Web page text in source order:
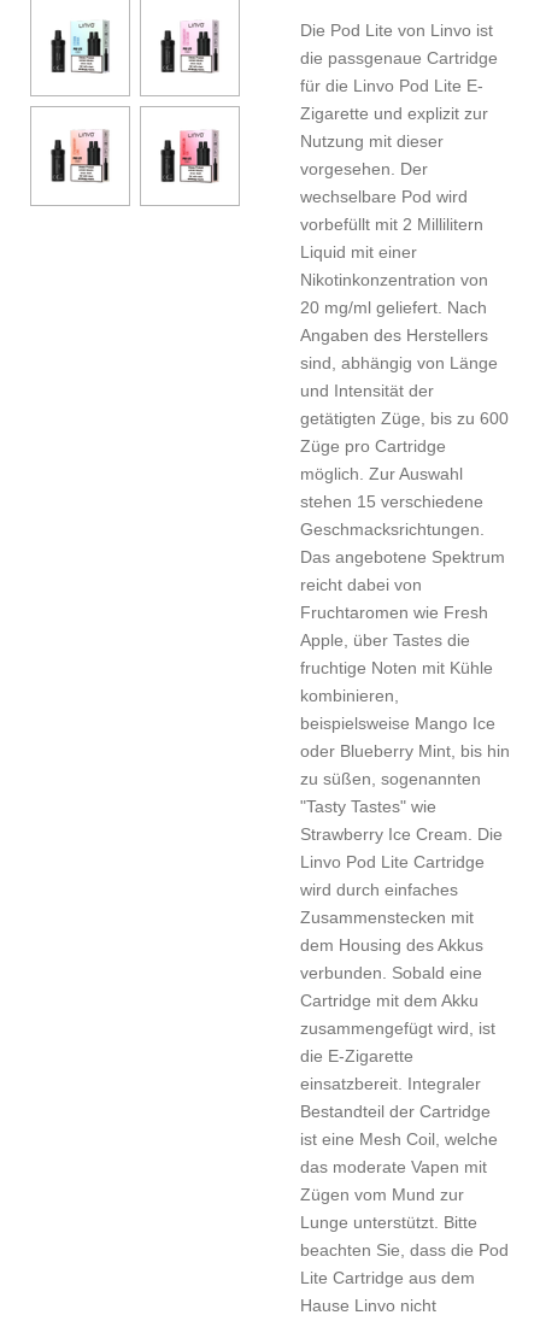
Die Pod Lite von Linvo ist
die passgenaue Cartridge
für die Linvo Pod Lite E-
Zigarette und explizit zur
Nutzung mit dieser
vorgesehen. Der
wechselbare Pod wird
vorbefüllt mit 2 Millilitern
Liquid mit einer
Nikotinkonzentration von
20 mg/ml geliefert. Nach
Angaben des Herstellers
sind, abhängig von Länge
und Intensität der
getätigten Züge, bis zu 600
Züge pro Cartridge
möglich. Zur Auswahl
stehen 15 verschiedene
Geschmacksrichtungen.
Das angebotene Spektrum
reicht dabei von
Fruchtaromen wie Fresh
Apple, über Tastes die
fruchtige Noten mit Kühle
kombinieren,
beispielsweise Mango Ice
oder Blueberry Mint, bis hin
zu süßen, sogenannten
"Tasty Tastes" wie
Strawberry Ice Cream. Die
Linvo Pod Lite Cartridge
wird durch einfaches
Zusammenstecken mit
dem Housing des Akkus
verbunden. Sobald eine
Cartridge mit dem Akku
zusammengefügt wird, ist
die E-Zigarette
einsatzbereit. Integraler
Bestandteil der Cartridge
ist eine Mesh Coil, welche
das moderate Vapen mit
Zügen vom Mund zur
Lunge unterstützt. Bitte
beachten Sie, dass die Pod
Lite Cartridge aus dem
Hause Linvo nicht